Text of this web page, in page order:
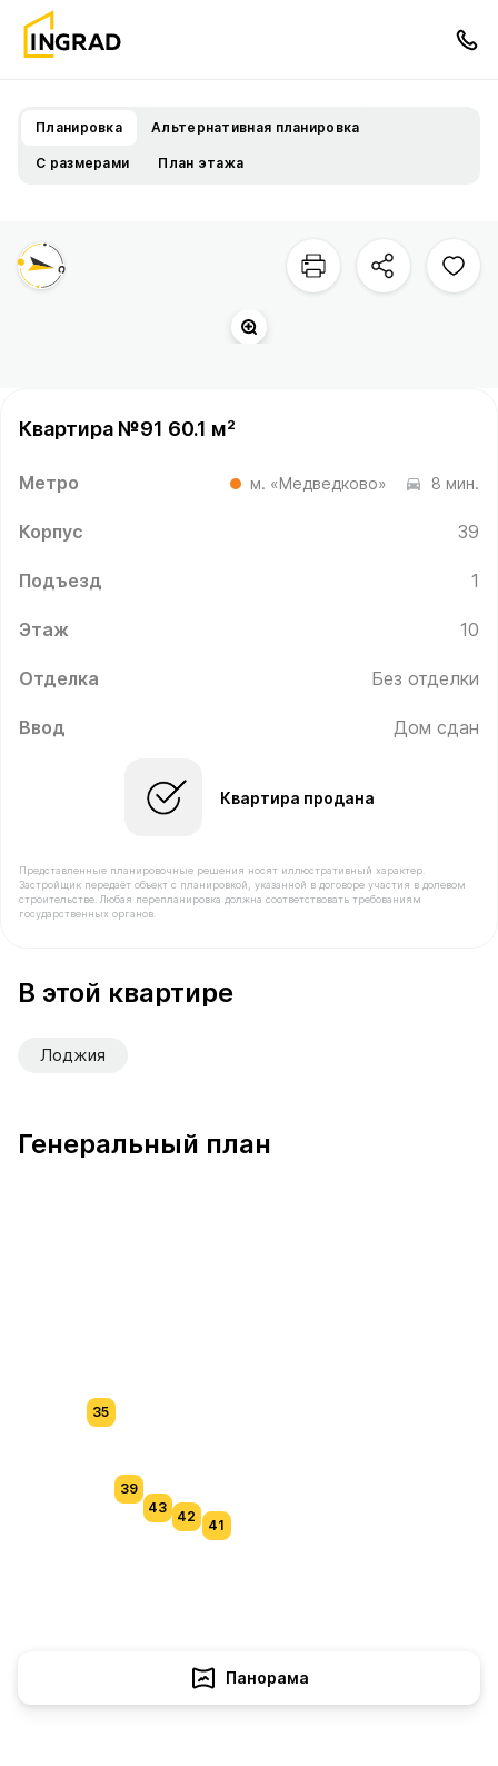
Планировка Альтернативная планировка
С размерами План этажа
Квартира №91 60.1 м²
Метро м. «Медведково» 8 мин.
Корпус 39
Подъезд 1
Этаж 10
Отделка Без отделки
Ввод Дом сдан
Квартира продана
Представленные планировочные решения носят иллюстративный характер.
Застройщик передаёт объект с планировкой, указанной в договоре участия в долевом
строительстве. Любая перепланировка должна соответствовать требованиям
государственных органов.
В этой квартире
Лоджия
Генеральный план
39
35
41
42
43
Панорама